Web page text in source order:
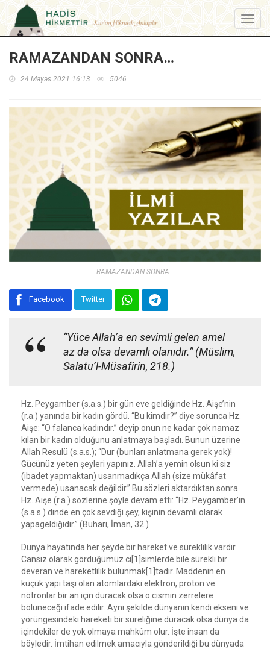
Menu
RAMAZANDAN SONRA…
24 Mayэs 2021 16:13 5046
RAMAZANDAN SONRA…
Facebook Twitter
“Yüce Allah’a en sevimli gelen amel
az da olsa devamlı olanıdır.” (Müslim,
Salatu’l-Müsafirin, 218.)
Hz. Peygamber (s.a.s.) bir gün eve geldiğinde Hz. Aişe’nin
(r.a.) yanında bir kadın gördü. “Bu kimdir?” diye sorunca Hz.
Aişe: “O falanca kadındır.” deyip onun ne kadar çok namaz
kılan bir kadın olduğunu anlatmaya başladı. Bunun üzerine
Allah Resulü (s.a.s.); “Dur (bunları anlatmana gerek yok)!
Gücünüz yeten şeyleri yapınız. Allah’a yemin olsun ki siz
(ibadet yapmaktan) usanmadıkça Allah (size mükâfat
vermede) usanacak değildir.” Bu sözleri aktardıktan sonra
Hz. Aişe (r.a.) sözlerine şöyle devam etti: “Hz. Peygamber’in
(s.a.s.) dinde en çok sevdiği şey, kişinin devamlı olarak
yapageldiğidir.” (Buhari, İman, 32.)
Dünya hayatında her şeyde bir hareket ve süreklilik vardır.
Cansız olarak gördüğümüz ci[1]simlerde bile sürekli bir
deveran ve hareketlilik bulunmak[1]tadır. Maddenin en
küçük yapı taşı olan atomlardaki elektron, proton ve
nötronlar bir an için duracak olsa o cismin zerrelere
bölüneceği ifade edilir. Aynı şekilde dünyanın kendi ekseni ve
yörüngesindeki hareketi bir süreliğine duracak olsa dünya da
içindekiler de yok olmaya mahkûm olur. İşte insan da
böyledir. İmtihan edilmek amacıyla gönderildiği bu dünyada